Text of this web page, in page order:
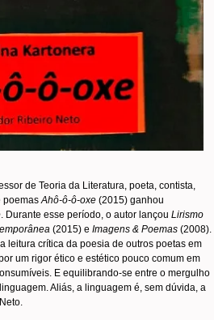
de Teoria da Literatura, poeta, contista,
poemasAhô-ô-ô-oxe (2015) ganhou
. Durante esse período, o autor lançou Lirismo
(2015) e Imagens & Poemas (2008).
leitura crítica da poesia de outros poetas em
um rigor ético e estético pouco comum em
E equilibrando-se entre o mergulho
Aliás, a linguagem é, sem dúvida, a